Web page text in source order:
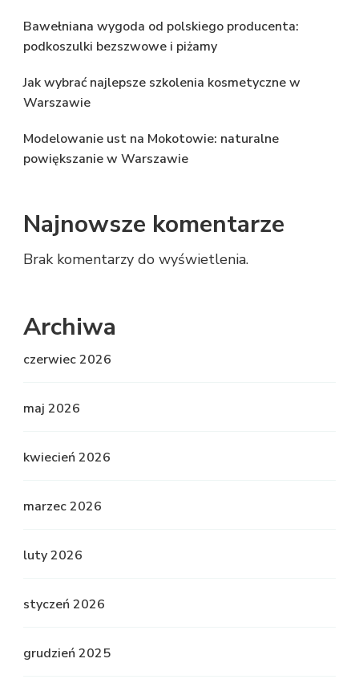
Bawełniana wygoda od polskiego producenta:
podkoszulki bezszwowe i piżamy
Jak wybrać najlepsze szkolenia kosmetyczne w
Warszawie
Modelowanie ust na Mokotowie: naturalne
powiększanie w Warszawie
Najnowsze komentarze
Brak komentarzy do wyświetlenia.
Archiwa
czerwiec 2026
maj 2026
kwiecień 2026
marzec 2026
luty 2026
styczeń 2026
grudzień 2025